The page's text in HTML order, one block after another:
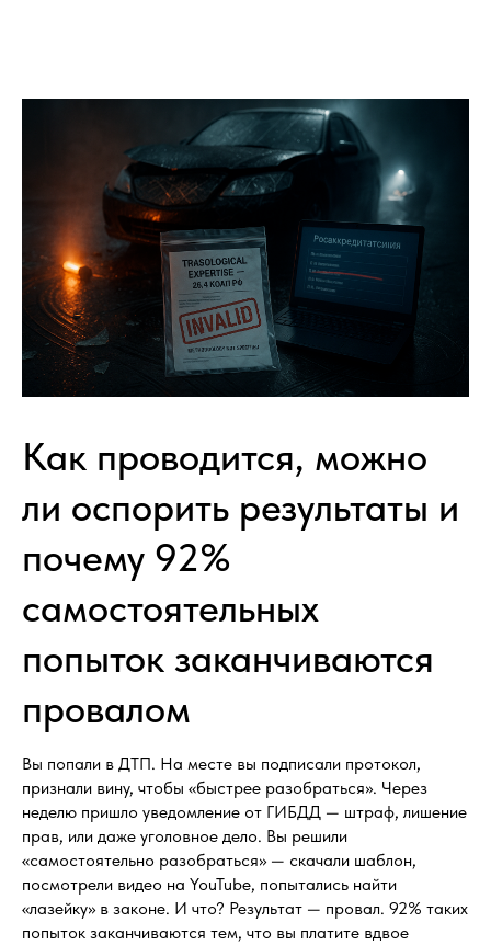
Как проводится, можно
ли оспорить результаты и
почему 92%
самостоятельных
попыток заканчиваются
провалом
Вы попали в ДТП. На месте вы подписали протокол,
признали вину, чтобы «быстрее разобраться». Через
неделю пришло уведомление от ГИБДД — штраф, лишение
прав, или даже уголовное дело. Вы решили
«самостоятельно разобраться» — скачали шаблон,
посмотрели видео на YouTube, попытались найти
«лазейку» в законе. И что? Результат — провал. 92% таких
попыток заканчиваются тем, что вы платите вдвое